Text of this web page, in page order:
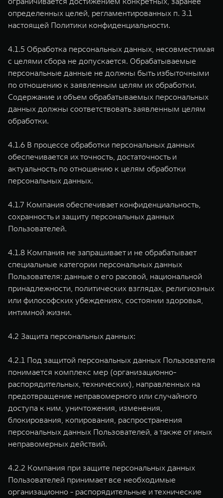
определенных целей, регламентированных п. 3.1
настоящей Политики конфиденциальности.
4.1.5 Обработка персональных данных, несовместимая
с целями сбора не допускается. Обрабатываемые
персональные данные не должны быть избыточными
по отношению к заявленным целям их обработки.
Содержание и объем обрабатываемых персональных
данных должны соответствовать заявленным целям
обработки.
4.1.6 В процессе обработки персональных данных
обеспечивается их точность, достаточность и
актуальность по отношению к целям обработки
персональных данных.
4.1.7 Компания обеспечивает конфиденциальность,
сохранность и защиту персональных данных
Пользователей.
4.1.8 Компания не запрашивает и не обрабатывает
специальные категории персональных данных
Пользователя: данные о его расовой, национальной
принадлежности, политических взглядах, религиозных
или философских убеждениях, состоянии здоровья,
интимной жизни.
4.2 Защита персональных данных:
4.2.1 Под защитой персональных данных Пользователя
понимается комплекс мер (организационно-
распорядительных, технических), направленных на
предотвращение неправомерного или случайного
доступа к ним, уничтожения, изменения,
блокирования, копирования, распространения
персональных данных Пользователей, а также от иных
неправомерных действий.
4.2.2 Компания при защите персональных данных
Пользователей принимает все необходимые
организационно - распорядительные и технические